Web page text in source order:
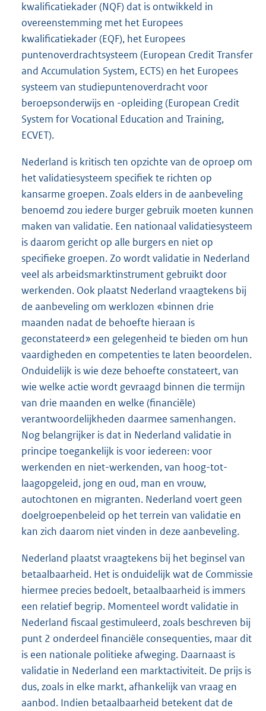
kwalificatiekader (NQF) dat is ontwikkeld in
overeenstemming met het Europees
kwalificatiekader (EQF), het Europees
puntenoverdrachtsysteem (European Credit Transfer
and Accumulation System, ECTS) en het Europees
systeem van studiepuntenoverdracht voor
beroepsonderwijs en -opleiding (European Credit
System for Vocational Education and Training,
ECVET).
Nederland is kritisch ten opzichte van de oproep om
het validatiesysteem specifiek te richten op
kansarme groepen. Zoals elders in de aanbeveling
benoemd zou iedere burger gebruik moeten kunnen
maken van validatie. Een nationaal validatiesysteem
is daarom gericht op alle burgers en niet op
specifieke groepen. Zo wordt validatie in Nederland
veel als arbeidsmarktinstrument gebruikt door
werkenden. Ook plaatst Nederland vraagtekens bij
de aanbeveling om werklozen «binnen drie
maanden nadat de behoefte hieraan is
geconstateerd» een gelegenheid te bieden om hun
vaardigheden en competenties te laten beoordelen.
Onduidelijk is wie deze behoefte constateert, van
wie welke actie wordt gevraagd binnen die termijn
van drie maanden en welke (financiële)
verantwoordelijkheden daarmee samenhangen.
Nog belangrijker is dat in Nederland validatie in
principe toegankelijk is voor iedereen: voor
werkenden en niet-werkenden, van hoog-tot-
laagopgeleid, jong en oud, man en vrouw,
autochtonen en migranten. Nederland voert geen
doelgroepenbeleid op het terrein van validatie en
kan zich daarom niet vinden in deze aanbeveling.
Nederland plaatst vraagtekens bij het beginsel van
betaalbaarheid. Het is onduidelijk wat de Commissie
hiermee precies bedoelt, betaalbaarheid is immers
een relatief begrip. Momenteel wordt validatie in
Nederland fiscaal gestimuleerd, zoals beschreven bij
punt 2 onderdeel financiële consequenties, maar dit
is een nationale politieke afweging. Daarnaast is
validatie in Nederland een marktactiviteit. De prijs is
dus, zoals in elke markt, afhankelijk van vraag en
aanbod. Indien betaalbaarheid betekent dat de